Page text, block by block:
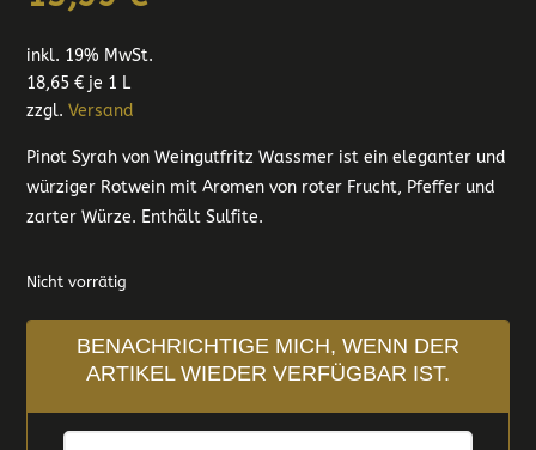
inkl. 19% MwSt.
18,65€ je 1 L
zzgl.Versand
Pinot Syrah von Weingutfritz Wassmer ist ein eleganter und
würziger Rotwein mit Aromen von roter Frucht, Pfeffer und
zarter Würze. Enthält Sulfite.
Nicht vorrätig
BENACHRICHTIGE MICH, WENN DER
ARTIKEL WIEDER VERFÜGBAR IST.